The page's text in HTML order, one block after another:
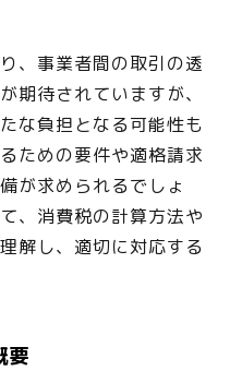
、事業者間の取引の透
期待されていますが、
な負担となる可能性も
ための要件や適格請求
が求められるでしょ
、消費税の計算方法や
解し、適切に対応する
要